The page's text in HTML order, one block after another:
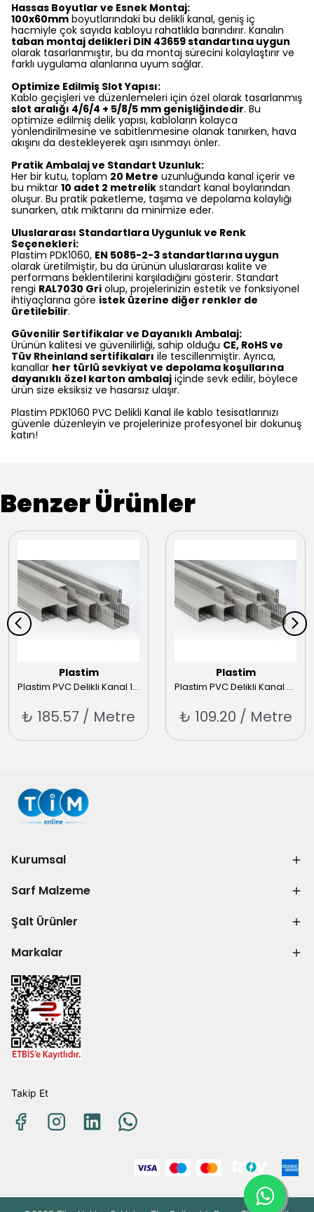
Hassas Boyutlar ve Esnek Montaj:
100x60mm boyutlarındaki bu delikli kanal, geniş iç
hacmiyle çok sayıda kabloyu rahatlıkla barındırır. Kanalın
taban montaj delikleri DIN 43659 standartına uygun
olarak tasarlanmıştır, bu da montaj sürecini kolaylaştırır ve
farklı uygulama alanlarına uyum sağlar.
Optimize Edilmiş Slot Yapısı:
Kablo geçişleri ve düzenlemeleri için özel olarak tasarlanmış
slot aralığı 4/6/4 + 5/8/5 mm genişliğindedir. Bu
optimize edilmiş delik yapısı, kabloların kolayca
yönlendirilmesine ve sabitlenmesine olanak tanırken, hava
akışını da destekleyerek aşırı ısınmayı önler.
Pratik Ambalaj ve Standart Uzunluk:
Her bir kutu, toplam 20 Metre uzunluğunda kanal içerir ve
bu miktar 10 adet 2 metrelik standart kanal boylarından
oluşur. Bu pratik paketleme, taşıma ve depolama kolaylığı
sunarken, atık miktarını da minimize eder.
Uluslararası Standartlara Uygunluk ve Renk
Seçenekleri:
Plastim PDK1060, EN 5085-2-3 standartlarına uygun
olarak üretilmiştir, bu da ürünün uluslararası kalite ve
performans beklentilerini karşıladığını gösterir. Standart
rengi RAL7030 Gri olup, projelerinizin estetik ve fonksiyonel
ihtiyaçlarına göre istek üzerine diğer renkler de
üretilebilir.
Güvenilir Sertifikalar ve Dayanıklı Ambalaj:
Ürünün kalitesi ve güvenilirliği, sahip olduğu CE, RoHS ve
Tüv Rheinland sertifikaları ile tescillenmiştir. Ayrıca,
kanallar her türlü sevkiyat ve depolama koşullarına
dayanıklı özel karton ambalaj içinde sevk edilir, böylece
ürün size eksiksiz ve hasarsız ulaşır.
Plastim PDK1060 PVC Delikli Kanal ile kablo tesisatlarınızı
güvenle düzenleyin ve projelerinize profesyonel bir dokunuş
katın!
Benzer Ürünler
Plastim
Plastim PVC Delikli Kanal 100x80mm
₺ 185.57 / Metre
Plastim
Plastim PVC Delikli Kanal 25x80mm
₺ 109.20 / Metre
Kurumsal
Sarf Malzeme
Şalt Ürünler
Markalar
Takip Et